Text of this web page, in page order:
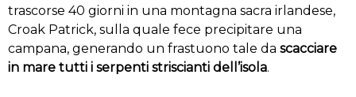
trascorse 40 giorni in una montagna sacra irlandese,
Croak Patrick, sulla quale fece precipitare una
campana, generando un frastuono tale da scacciare
in mare tutti i serpenti striscianti dell’isola.